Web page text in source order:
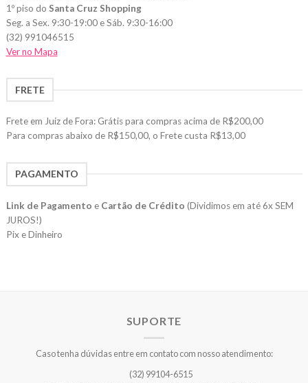
1º piso do Santa Cruz Shopping
Seg. a Sex. 9:30-19:00 e Sáb. 9:30-16:00
(32) 991046515
Ver no Mapa
FRETE
Frete em Juiz de Fora: Grátis para compras acima de R$200,00
Para compras abaixo de R$150,00, o Frete custa R$13,00
PAGAMENTO
Link de Pagamento e Cartão de Crédito (Dividimos em até 6x SEM
JUROS!)
Pix e Dinheiro
SUPORTE
Caso tenha dúvidas entre em contato com nosso atendimento:
(32) 99104-6515